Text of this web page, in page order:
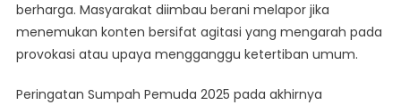
berharga. Masyarakat diimbau berani melapor jika
menemukan konten bersifat agitasi yang mengarah pada
provokasi atau upaya mengganggu ketertiban umum.
Peringatan Sumpah Pemuda 2025 pada akhirnya